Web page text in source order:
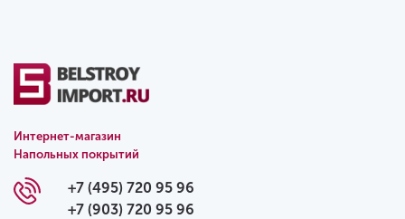
Интернет-магазин
Напольных покрытий
+7 (495) 720 95 96
+7 (903) 720 95 96